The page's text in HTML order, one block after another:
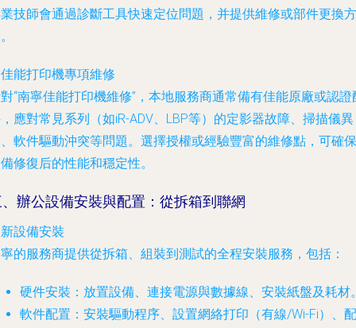
技師會通過診斷工具快速定位問題，并提供維修或部件更換方
能打印機專項維修
“南寧佳能打印機維修”，本地服務商通常備有佳能原廠或認證
應對常見系列（如iR-ADV、LBP等）的定影器故障、掃描儀異
軟件驅動沖突等問題。選擇授權或經驗豐富的維修點，可確保
修復后的性能和穩定性。
辦公設備安裝與配置：從拆箱到聯網
設備安裝
的服務商提供從拆箱、組裝到測試的全程安裝服務，包括：
硬件安裝：放置設備、連接電源與數據線、安裝紙盤及耗材
軟件配置：安裝驅動程序、設置網絡打印（有線/Wi-Fi）、配